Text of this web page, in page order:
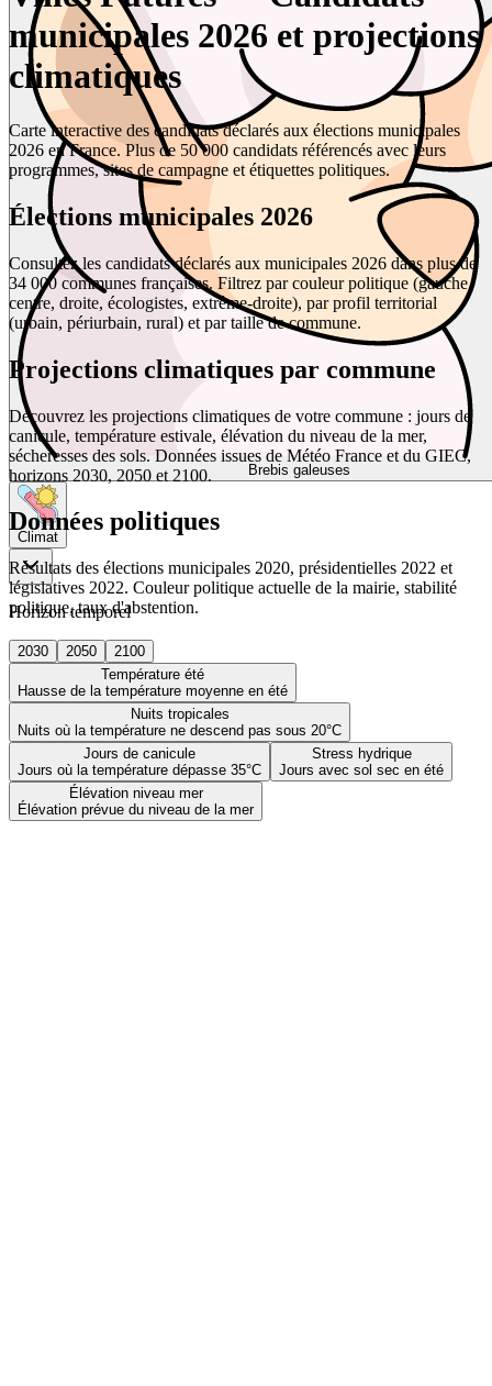
Brebis galeuses
Climat
Horizon temporel
2030 2050
2100
Température été
Hausse de la température moyenne en été
Nuits tropicales
Nuits où la température ne descend pas sous 20°C
Jours de canicule
Jours où la température dépasse 35°C
Stress hydrique
Jours avec sol sec en été
Élévation niveau mer
Élévation prévue du niveau de la mer
municipales 2026 et projections
climatiques
Carte interactive des candidats déclarés aux élections municipales
2026 en France. Plus de 50 000 candidats référencés avec leurs
programmes, sites de campagne et étiquettes politiques.
Élections municipales 2026
Consultez les candidats déclarés aux municipales 2026 dans plus de
34 000 communes françaises. Filtrez par couleur politique (gauche,
centre, droite, écologistes, extrême-droite), par profil territorial
(urbain, périurbain, rural) et par taille de commune.
Projections climatiques par commune
Découvrez les projections climatiques de votre commune : jours de
canicule, température estivale, élévation du niveau de la mer,
sécheresses des sols. Données issues de Météo France et du GIEC,
horizons 2030, 2050 et 2100.
Données politiques
Résultats des élections municipales 2020, présidentielles 2022 et
législatives 2022. Couleur politique actuelle de la mairie, stabilité
politique, taux d'abstention.